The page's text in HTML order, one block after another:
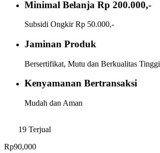
Minimal Belanja Rp 200.000,-
Subsidi Ongkir Rp 50.000,-
Jaminan Produk
Bersertifikat, Mutu dan Berkualitas Tinggi
Kenyamanan Bertransaksi
Mudah dan Aman
19 Terjual
Rp90,000